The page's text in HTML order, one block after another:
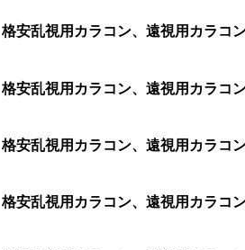
安乱視用カラコン、遠視用カラ
安乱視用カラコン、遠視用カラ
安乱視用カラコン、遠視用カラ
安乱視用カラコン、遠視用カラ